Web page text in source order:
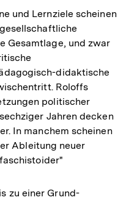
und Lernziele scheinen
Gesamtlage, und zwar
didaktische
Roloffs
politischer
Jahren decken
In manchem scheinen
Ableitung neuer
zu einer Grund-